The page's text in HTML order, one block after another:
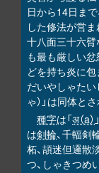
日から14日まで
した修法が営ま
十八面三十六
も最も厳しい
どを持ち炎に包
だいやしゃたい
ゃ）」は同体とさ
種字は「अ（a）
は剣輪、千輻剣
柘、頡迷但邏散
つ、しゃきつめ